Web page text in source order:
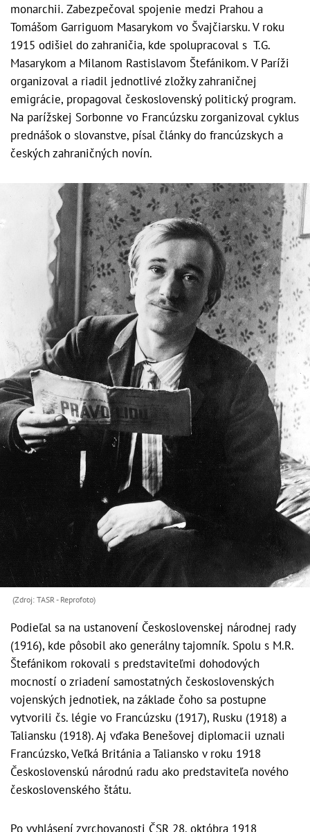
monarchii. Zabezpečoval spojenie medzi Prahou a
Tomášom Garriguom Masarykom vo Švajčiarsku. V roku
1915 odišiel do zahraničia, kde spolupracoval s T.G.
Masarykom a Milanom Rastislavom Štefánikom. V Paríži
organizoval a riadil jednotlivé zložky zahraničnej
emigrácie, propagoval československý politický program.
Na parížskej Sorbonne vo Francúzsku zorganizoval cyklus
prednášok o slovanstve, písal články do francúzskych a
českých zahraničných novín.
(Zdroj: TASR - Reprofoto)
Podieľal sa na ustanovení Československej národnej rady
(1916), kde pôsobil ako generálny tajomník. Spolu s M.R.
Štefánikom rokovali s predstaviteľmi dohodových
mocností o zriadení samostatných československých
vojenských jednotiek, na základe čoho sa postupne
vytvorili čs. légie vo Francúzsku (1917), Rusku (1918) a
Taliansku (1918). Aj vďaka Benešovej diplomacii uznali
Francúzsko, Veľká Británia a Taliansko v roku 1918
Československú národnú radu ako predstaviteľa nového
československého štátu.
Po vyhlásení zvrchovanosti ČSR 28. októbra 1918